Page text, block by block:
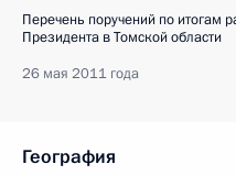
Перечень поручений по итогам
Президента в Томской области
26 мая 2011 года
География